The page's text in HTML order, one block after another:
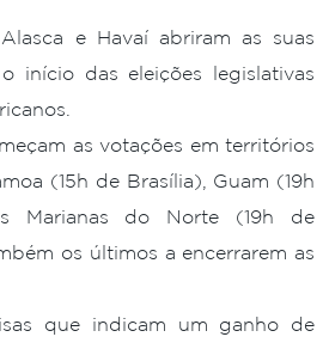
e Havaí abriram as suas
início das eleições legislativas
as votações em territórios
(15h de Brasília), Guam (19h
Marianas do Norte (19h de
os últimos a encerrarem as
que indicam um ganho de